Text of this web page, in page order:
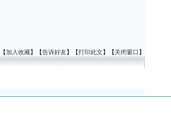
加入收藏】【告诉好友】【打印此文 】【 关闭窗口 】
· 2009